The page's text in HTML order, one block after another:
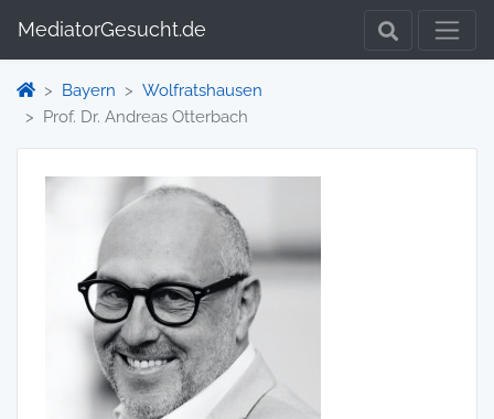
MediatorGesucht.de
Bayern
Wolfratshausen
Prof. Dr. Andreas Otterbach